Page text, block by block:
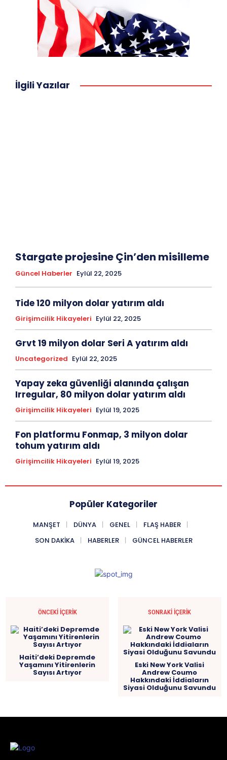
İlgili Yazılar
Stargate projesine Çin’den misilleme
Güncel Haberler Eylül 22, 2025
Tide 120 milyon dolar yatırım aldı
Girişimcilik Hikayeleri Eylül 22, 2025
Grvt 19 milyon dolar Seri A yatırım aldı
Uncategorized Eylül 22, 2025
Yapay zeka güvenliği alanında çalışan
Irregular, 80 milyon dolar yatırım aldı
Girişimcilik Hikayeleri Eylül 19, 2025
Fon platformu Fonmap, 3 milyon dolar
tohum yatırım aldı
Girişimcilik Hikayeleri Eylül 19, 2025
Popüler Kategoriler
MANŞET DÜNYA GENEL
FLAŞ HABER
SON DAKIKA
HABERLER GÜNCEL HABERLER
ÖNCEKI İÇERIK
Haiti’deki Depremde
Yaşamını Yitirenlerin
Sayısı Artıyor
SONRAKI İÇERIK
Eski New York Valisi
Andrew Coumo
Hakkındaki İddiaların
Siyasi Olduğunu Savundu